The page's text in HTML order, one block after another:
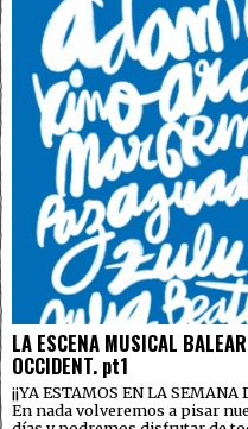
LA ESCENA MUSICAL
OCCIDENT. pt1
¡¡YA ESTAMOS EN LA
En nada volveremos a pisar